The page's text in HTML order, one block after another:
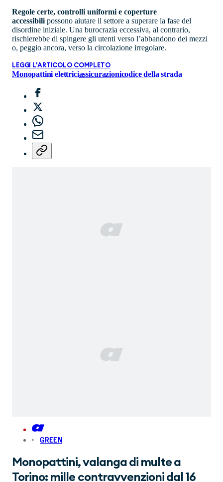
Regole certe, controlli uniformi e coperture
accessibili possono aiutare il settore a superare la fase del
disordine iniziale. Una burocrazia eccessiva, al contrario,
rischierebbe di spingere gli utenti verso l’abbandono dei mezzi
o, peggio ancora, verso la circolazione irregolare.
LEGGI L'ARTICOLO COMPLETO
Monopattini elettriciassicurazionicodice della strada
GREEN
Monopattini, valanga di multe a
Torino: mille contravvenzioni dal 16